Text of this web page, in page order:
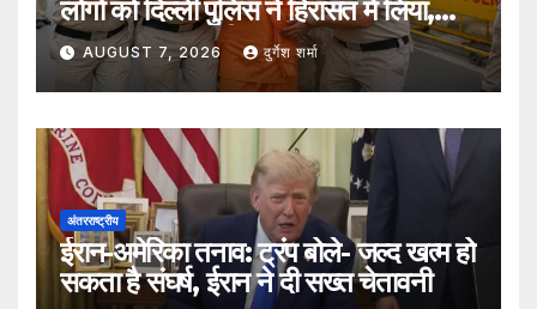
लोगों को दिल्ली पुलिस ने हिरासत में लिया,
सुरक्षा व्यवस्था कड़ी
AUGUST 7, 2026 दुर्गेश शर्मा
अंतरराष्ट्रीय
ईरान-अमेरिका तनाव: ट्रंप बोले- जल्द खत्म हो
सकता है संघर्ष, ईरान ने दी सख्त चेतावनी